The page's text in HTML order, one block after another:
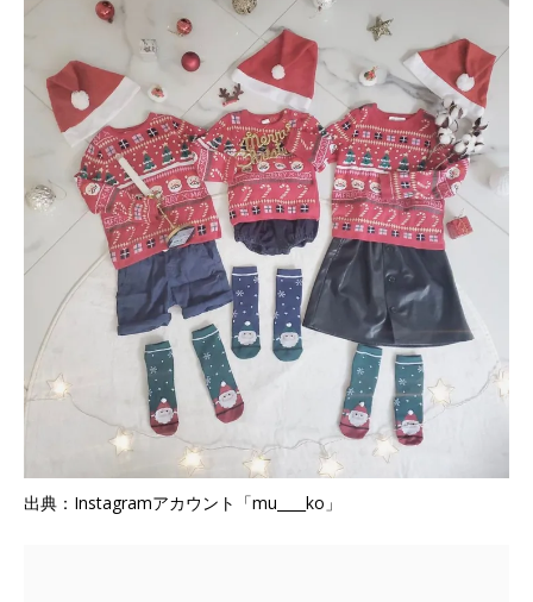
出典：Instagramアカウント「mu____ko」